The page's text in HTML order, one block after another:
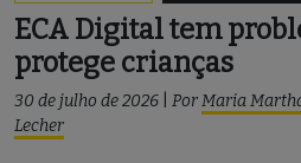
ECA Digital tem
protege crianças
30 de julho de 2026 PorMaria
Lecher